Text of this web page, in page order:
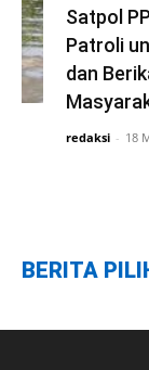
Satpol
Patroli
dan
redaksi - 18
BERITA